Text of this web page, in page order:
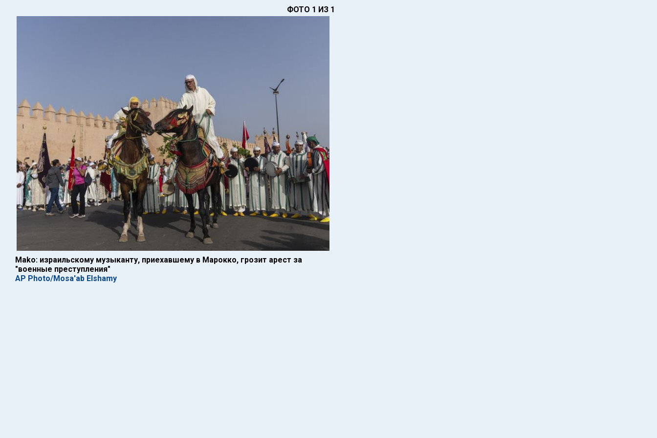
ФОТО 1 ИЗ 1
Mako: израильскому музыканту, приехавшему в Марокко, грозит арест за
"военные преступления"
AP Photo/Mosa'ab Elshamy